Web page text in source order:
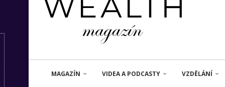
MAGAZÍN VIDEA A PODCASTY VZDĚLÁNÍ